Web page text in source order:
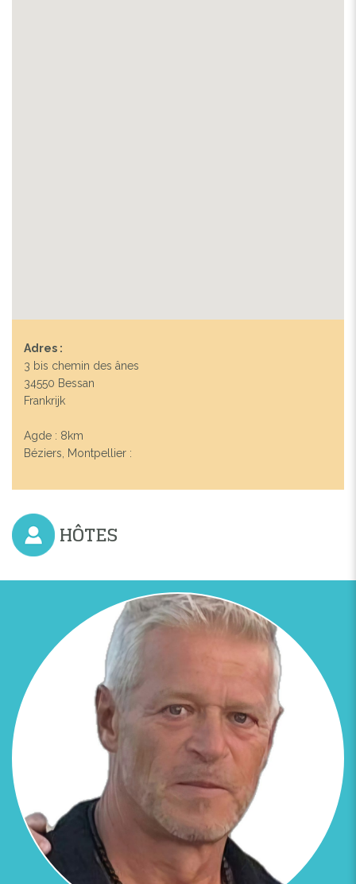
Previous Next
Adres :
3 bis chemin des ânes
34550 Bessan
Frankrijk
Agde : 8km
Béziers, Montpellier :
HÔTES